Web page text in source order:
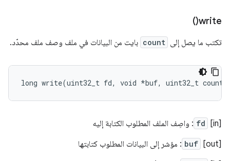
write(
)
تكتب ما يصل إلى count بايت من البيانات في ملف وصف ملف محدّد.
long write(uint32_t fd, void *buf, uint32_t count
[in]
fd : واصِف الملف المطلوب الكتابة إليه
[out]
buf : مؤشر إلى البيانات المطلوب كتابتها